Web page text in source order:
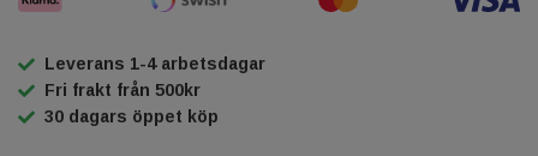
Leverans 1-4 arbetsdagar
Fri frakt från 500kr
30 dagars öppet köp